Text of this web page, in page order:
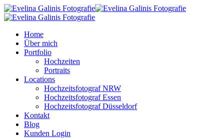
Skip
to
content
Menu
Home
Über mich
Portfolio
Hochzeiten
Portraits
Locations
Hochzeitsfotograf NRW
Hochzeitsfotograf Essen
Hochzeitsfotograf Düsseldorf
Kontakt
Blog
Kunden Login